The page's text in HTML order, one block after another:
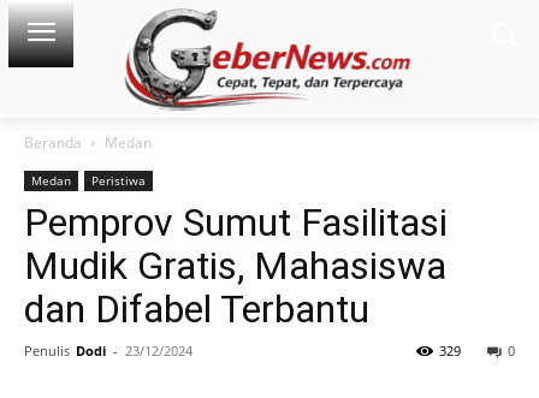
Beranda Medan
Medan Peristiwa
Pemprov Sumut Fasilitasi
Mudik Gratis, Mahasiswa
dan Difabel Terbantu
Penulis Dodi - 23/12/2024 0
329